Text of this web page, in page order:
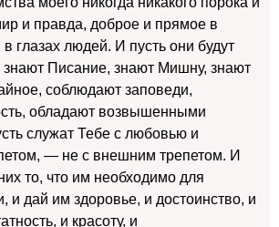
и правда, доброе и прямое в
в глазах людей. И пусть они будут
Писание, знают Мишну, знают
соблюдают заповеди,
обладают возвышенными
служат Тебе с любовью и
— не с внешним трепетом. И
то, что им необходимо для
и дай им здоровье, и достоинство, и
и красоту, и